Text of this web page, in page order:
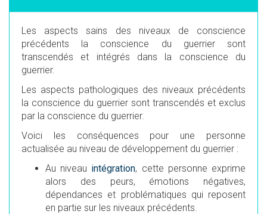
Les aspects sains des niveaux de conscience
précédents la conscience du guerrier sont
transcendés et intégrés dans la conscience du
guerrier.
Les aspects pathologiques des niveaux précédents
la conscience du guerrier sont transcendés et exclus
par la conscience du guerrier.
Voici les conséquences pour une personne
actualisée au niveau de développement du guerrier :
Au niveau intégration, cette personne exprime
alors des peurs, émotions négatives,
dépendances et problématiques qui reposent
en partie sur les niveaux précédents.